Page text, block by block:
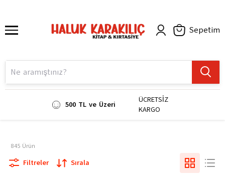
Sepetim
500 TL ve Üzeri
ÜCRETSİZ
KARGO
845 Ürün
Filtreler Sırala